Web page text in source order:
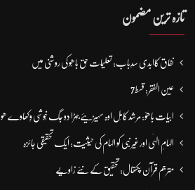
تازہ ترین مضمون
نفاق کاابدی سدِباب: تعلیمات حق باھُو کی روشنی میں
عین الفقر: قسط7
ابیات باھوؒ: مُرشد کامِل اوہ سہیڑیئے جہڑا دو جگ خُوشی وِکھاوے ھو
الہامِ الہٰی اور غیر نبی کو الہام کی حیثیت: ایک تحقیقی جائزہ
مترجم قرآن پکتھال: تحقیق کے نئے زاویے